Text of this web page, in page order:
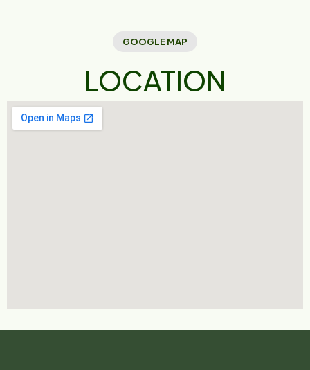
GOOGLE MAP
LOCATION